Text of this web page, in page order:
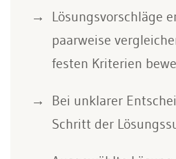
Lösungsvorschläge
paarweise
festen Kriterien
Bei unklarer
Schritt der